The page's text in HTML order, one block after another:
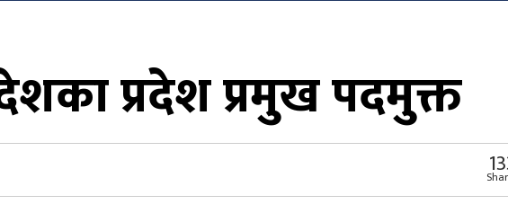
प्रदेश प्रमुख पदमुक्त